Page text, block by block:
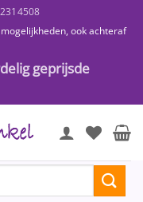
ook achteraf
geprijsde